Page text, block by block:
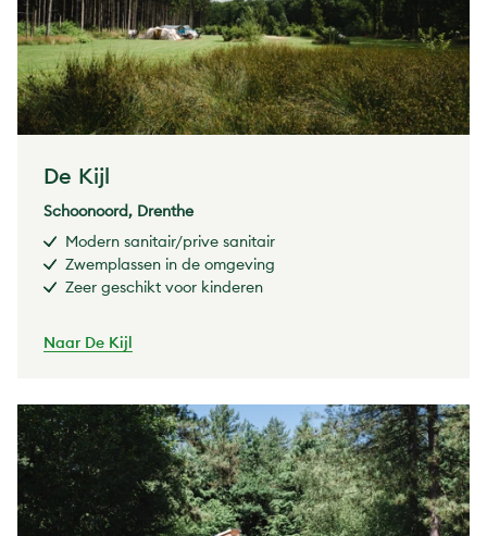
De Kijl
Schoonoord, Drenthe
Modern sanitair/prive sanitair
Zwemplassen in de omgeving
Zeer geschikt voor kinderen
Naar De Kijl